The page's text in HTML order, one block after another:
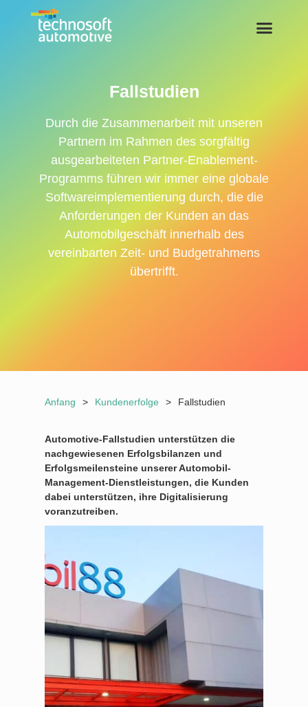
Fallstudien
Durch die Zusammenarbeit mit unseren
Partnern im Rahmen des sorgfältig
ausgearbeiteten Partner-Enablement-
Programms führen wir immer eine globale
Softwareimplementierung durch, die die
Anforderungen der Kunden an das
Automobilgeschäft innerhalb des
vereinbarten Zeit- und Budgetrahmens
übertrifft.
Anfang > Kundenerfolge > Fallstudien
Automotive-Fallstudien unterstützen die
nachgewiesenen Erfolgsbilanzen und
Erfolgsmeilensteine unserer Automobil-
Management-Dienstleistungen, die Kunden
dabei unterstützen, ihre Digitalisierung
voranzutreiben.